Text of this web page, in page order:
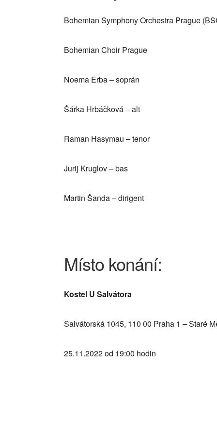
Bohemian Symphony Orchestra Prague
Bohemian Choir Prague
Noema Erba – soprán
Šárka Hrbáčková – alt
Raman Hasymau – tenor
Jurij Kruglov – bas
Martin Šanda – dirigent
Místo konání:
Kostel U Salvátora
Salvátorská 1045, 110 00 Praha 1 – Staré
25.11.2022 od 19:00 hodin